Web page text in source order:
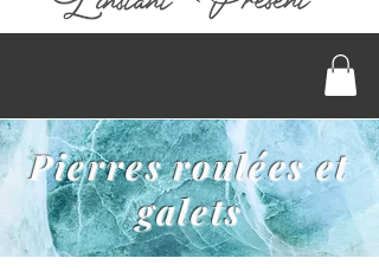
Pierres roulées et
galets